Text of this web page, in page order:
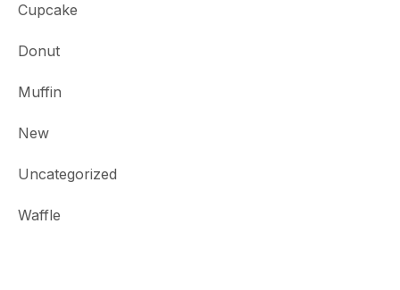
Cupcake
Donut
Muffin
New
Uncategorized
Waffle